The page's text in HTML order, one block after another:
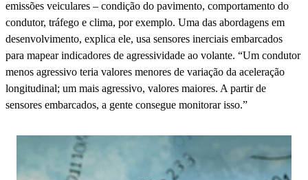
emissões veiculares – condição do pavimento, comportamento do
condutor, tráfego e clima, por exemplo. Uma das abordagens em
desenvolvimento, explica ele, usa sensores inerciais embarcados
para mapear indicadores de agressividade ao volante. “Um condutor
menos agressivo teria valores menores de variação da aceleração
longitudinal; um mais agressivo, valores maiores. A partir de
sensores embarcados, a gente consegue monitorar isso.”